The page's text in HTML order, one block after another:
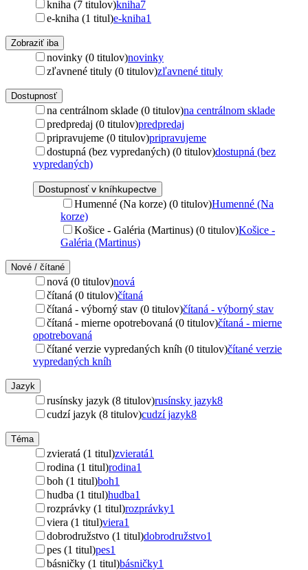
kniha (7 titulov)kniha7
e-kniha (1 titul)e-kniha1
Zobraziť iba
novinky (0 titulov)novinky
zľavnené tituly (0 titulov)zľavnené tituly
Dostupnosť
na centrálnom sklade (0 titulov)na centrálnom sklade
predpredaj (0 titulov)predpredaj
pripravujeme (0 titulov)pripravujeme
dostupná (bez vypredaných) (0 titulov)dostupná (bez
vypredaných)
Dostupnosť v kníhkupectve
Humenné (Na korze) (0 titulov)Humenné (Na
korze)
Košice - Galéria (Martinus) (0 titulov)Košice -
Galéria (Martinus)
Nové / čítané
nová (0 titulov)nová
čítaná (0 titulov)čítaná
čítaná - výborný stav (0 titulov)čítaná - výborný stav
čítaná - mierne opotrebovaná (0 titulov)čítaná - mierne
opotrebovaná
čítané verzie vypredaných kníh (0 titulov)čítané verzie
vypredaných kníh
Jazyk
rusínsky jazyk (8 titulov)rusínsky jazyk8
cudzí jazyk (8 titulov)cudzí jazyk8
Téma
zvieratá (1 titul)zvieratá1
rodina (1 titul)rodina1
boh (1 titul)boh1
hudba (1 titul)hudba1
rozprávky (1 titul)rozprávky1
viera (1 titul)viera1
dobrodružstvo (1 titul)dobrodružstvo1
pes (1 titul)pes1
básničky (1 titul)básničky1